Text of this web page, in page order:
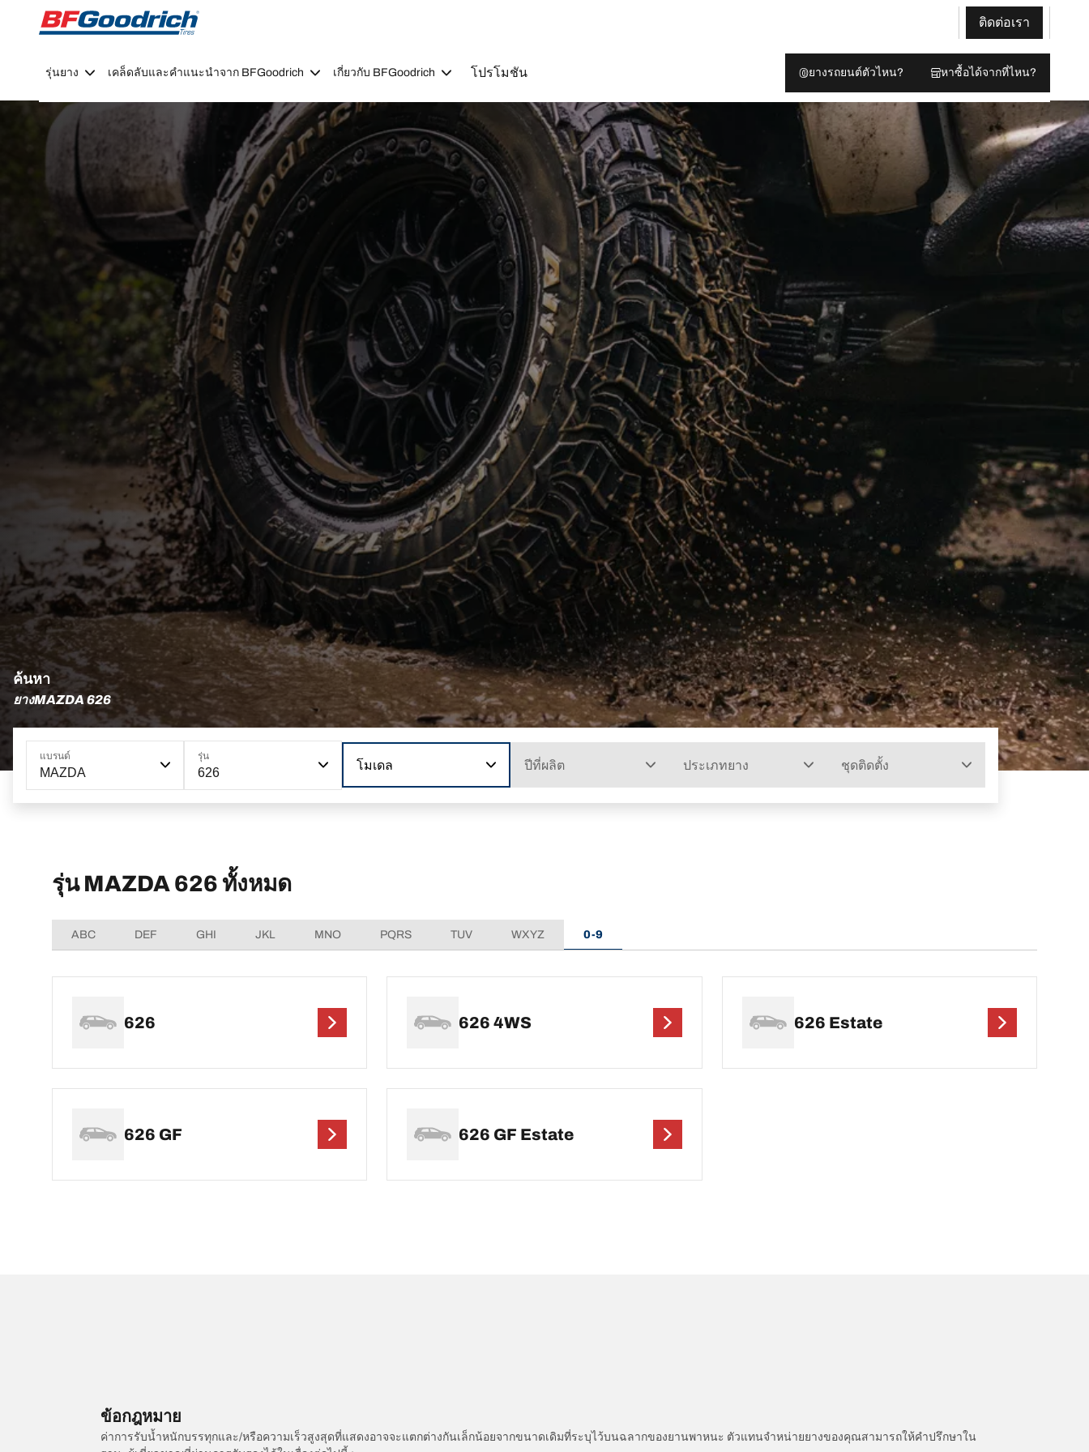
Go to page content
Go to page navigation
ติดต่อเรา
รุ่นยาง เคล็ดลับและคำแนะนำจาก BFGoodrich เกี่ยวกับ BFGoodrich โปรโมชัน ยางรถยนต์ตัวไหน? หาซื้อได้จากที่ไหน?
ค้นหา
ยางMAZDA 626
แบรนด์
MAZDA
รุ่น
626
โมเดล ปีที่ผลิต ประเภทยาง ชุดติดตั้ง
รุ่น MAZDA 626 ทั้งหมด
ABC DEF GHI JKL MNO PQRS TUV WXYZ 0-9
626 626 4WS 626 Estate
626 GF 626 GF Estate
ข้อกฎหมาย
ค่าการรับน้ำหนักบรรทุกและ/หรือความเร็วสูงสุดที่แสดงอาจจะแตกต่างกันเล็กน้อยจากขนาดเดิมที่ระบุไว้บนฉลากของยานพาหนะ ตัวแทนจำหน่ายยางของคุณสามารถให้คำปรึกษาใน